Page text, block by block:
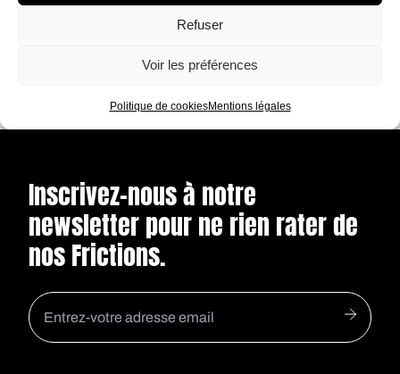
Refuser
Voir les préférences
Politique de cookiesMentions légales
silence et chargée d’histoires.
Inscrivez-nous à notre
newsletter pour ne rien rater de
nos Frictions.